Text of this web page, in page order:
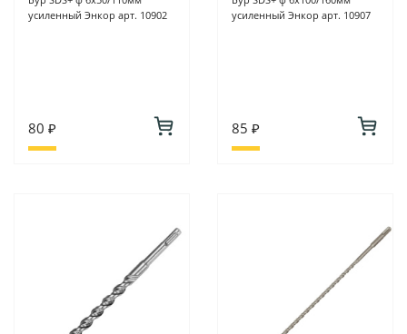
усиленный Энкор арт. 10902
80 ₽
усиленный Энкор арт. 10907
85 ₽